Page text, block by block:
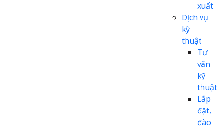
xuất
Dịch vụ
kỹ
thuật
Tư
vấn
kỹ
thuật
Lắp
đặt,
đào